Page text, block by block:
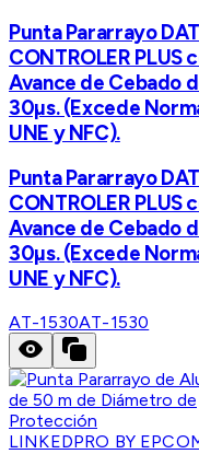
Punta Pararrayo DAT
CONTROLER PLUS
Avance de Cebado
30µs. (Excede
UNE y NFC).
Punta Pararrayo DAT
CONTROLER PLUS
Avance de Cebado
30µs. (Excede
UNE y NFC).
AT-1530AT-1530
LINKEDPRO BY